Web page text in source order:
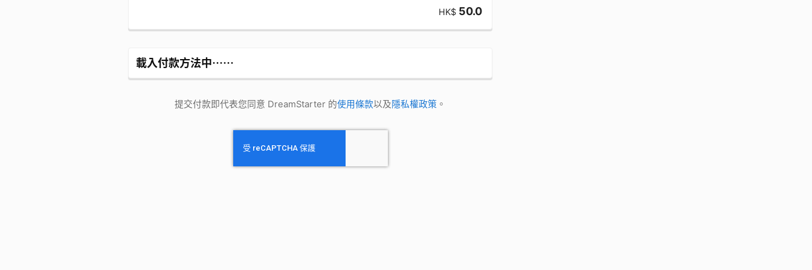
HK$ 50.0
載入付款方法中⋯⋯
提交付款即代表您同意 DreamStarter 的使用條款以及隱私權政策 。